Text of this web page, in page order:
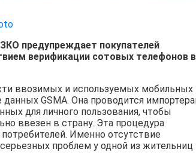
предупреждает покупателей
верификации сотовых телефонов в
ввозимых и используемых мобильных
данных GSMA. Она проводится
для личного пользования, чтобы
ввезен в страну. Эта процедура
Именно отсутствие
проблем у одной из жительниц